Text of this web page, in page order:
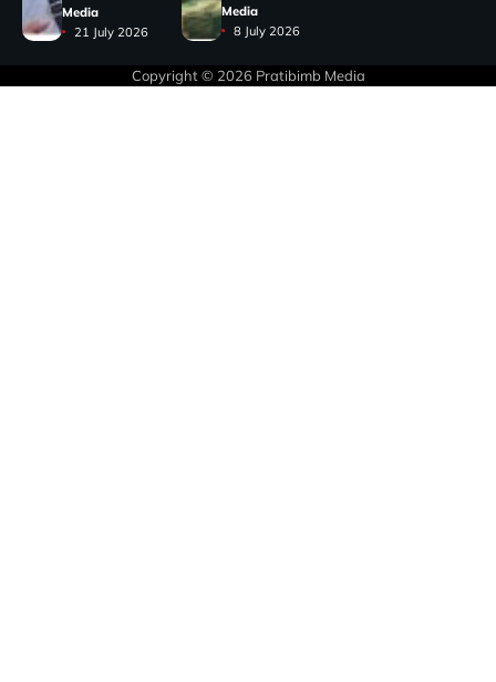
Media
21 July 2026
Media
8 July 2026
Copyright © 2026 Pratibimb Media